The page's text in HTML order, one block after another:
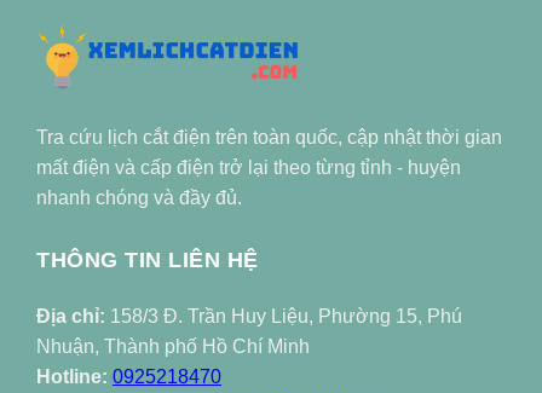
Tra cứu lịch cắt điện trên toàn quốc, cập nhật thời gian
mất điện và cấp điện trở lại theo từng tỉnh - huyện
nhanh chóng và đầy đủ.
THÔNG TIN LIÊN HỆ
Địa chỉ: 158/3 Đ. Trần Huy Liệu, Phường 15, Phú
Nhuận, Thành phố Hồ Chí Minh
Hotline: 0925218470